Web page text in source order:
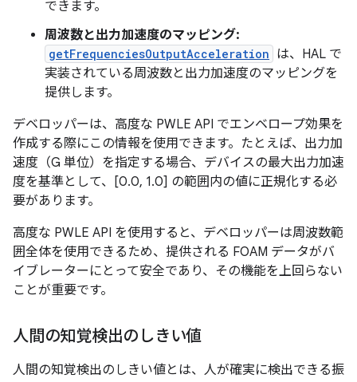
できます。
周波数と出力加速度のマッピング:
getFrequenciesOutputAcceleration は、HAL で
実装されている周波数と出力加速度のマッピングを
提供します。
デベロッパーは、高度な PWLE API でエンベロープ効果を
作成する際にこの情報を使用できます。たとえば、出力加
速度（G 単位）を指定する場合、デバイスの最大出力加速
度を基準として、[0.0, 1.0] の範囲内の値に正規化する必
要があります。
高度な PWLE API を使用すると、デベロッパーは周波数範
囲全体を使用できるため、提供される FOAM データがバ
イブレーターにとって安全であり、その機能を上回らない
ことが重要です。
人間の知覚検出のしきい値
人間の知覚検出のしきい値とは、人が確実に検出できる振